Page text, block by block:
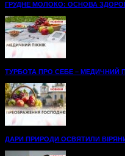
ГРУДНЕ МОЛОКО: ОСНОВА
ТУРБОТА ПРО СЕБЕ – МЕДИЧНИЙ
ДАРИ ПРИРОДИ ОСВЯТИЛИ